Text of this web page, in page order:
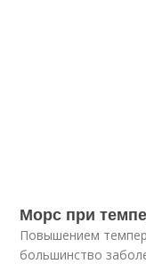
Морс при
Повышением
большинство